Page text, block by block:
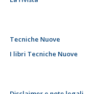
Tecniche Nuove
I libri Tecniche Nuove